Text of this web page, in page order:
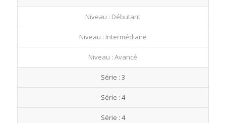
Niveau : Débutant
Niveau : Intermédiaire
Niveau : Avancé
Série : 3
Série : 4
Série : 4